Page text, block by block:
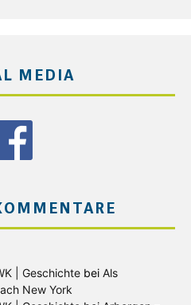
MEDIA
| Geschichte bei Als
New York